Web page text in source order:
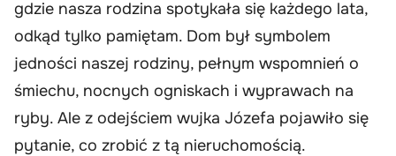
gdzie nasza rodzina spotykała się każdego lata,
odkąd tylko pamiętam. Dom był symbolem
jedności naszej rodziny, pełnym wspomnień o
śmiechu, nocnych ogniskach i wyprawach na
ryby. Ale z odejściem wujka Józefa pojawiło się
pytanie, co zrobić z tą nieruchomością.